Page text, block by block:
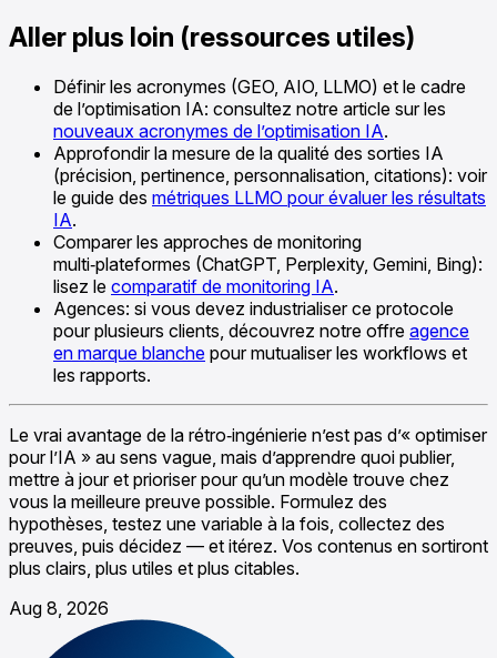
Aller plus loin (ressources utiles)
Définir les acronymes (GEO, AIO, LLMO) et le cadre
de l’optimisation IA: consultez notre article sur les
nouveaux acronymes de l’optimisation IA.
Approfondir la mesure de la qualité des sorties IA
(précision, pertinence, personnalisation, citations): voir
le guide des métriques LLMO pour évaluer les résultats
IA.
Comparer les approches de monitoring
multi‑plateformes (ChatGPT, Perplexity, Gemini, Bing):
lisez le comparatif de monitoring IA.
Agences: si vous devez industrialiser ce protocole
pour plusieurs clients, découvrez notre offre agence
en marque blanche pour mutualiser les workflows et
les rapports.
Le vrai avantage de la rétro‑ingénierie n’est pas d’« optimiser
pour l’IA » au sens vague, mais d’apprendre quoi publier,
mettre à jour et prioriser pour qu’un modèle trouve chez
vous la meilleure preuve possible. Formulez des
hypothèses, testez une variable à la fois, collectez des
preuves, puis décidez — et itérez. Vos contenus en sortiront
plus clairs, plus utiles et plus citables.
Aug 8, 2026